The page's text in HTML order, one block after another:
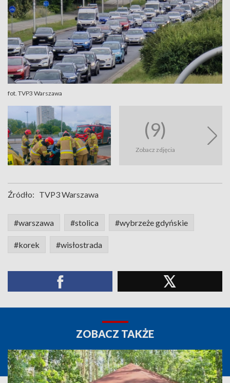
fot. TVP3 Warszawa
(9)
Zobacz zdjęcia
Źródło: TVP3 Warszawa
#warszawa #stolica #wybrzeże gdyńskie
#korek #wisłostrada
ZOBACZ TAKŻE